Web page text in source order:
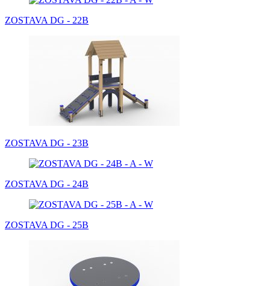
ZOSTAVA DG - 22B
ZOSTAVA DG - 23B
ZOSTAVA DG - 24B
ZOSTAVA DG - 25B